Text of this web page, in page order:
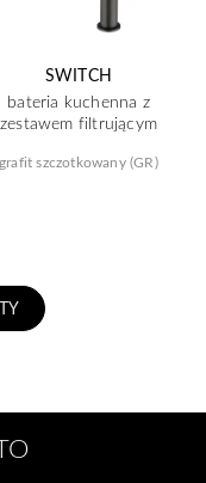
SWITCH
bateria kuchenna z
zestawem filtrującym
grafit szczotkowany (GR)